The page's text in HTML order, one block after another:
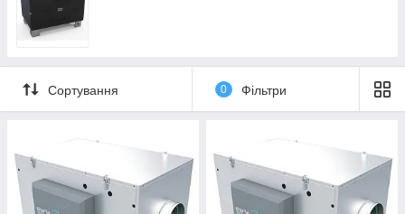
Сортування 0 Фільтри